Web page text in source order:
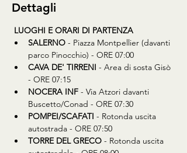
Dettagli
LUOGHI E ORARI DI PARTENZA
SALERNO - Piazza Montpellier (davanti
parco Pinocchio) - ORE 07:00
CAVA DE' TIRRENI - Area di sosta Gisò
- ORE 07:15
NOCERA INF - Via Atzori davanti
Buscetto/Conad - ORE 07:30
POMPEI/SCAFATI - Rotonda uscita
autostrada - ORE 07:50
TORRE DEL GRECO - Rotonda uscita